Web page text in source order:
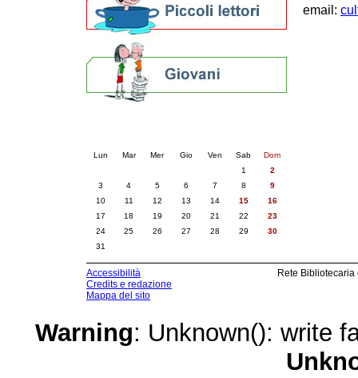
email:
Lun Mar Mer Gio Ven Sab
Dom
1
2
3
4 5 6 7 8
9
10
11 12 13 14 15
16
17
18 19 20 21 22
23
24
25 26 27 28 29
30
31
Accessibilità
Credits e redazione
Mappa del sito
Rete
Warning: Unknown(): write